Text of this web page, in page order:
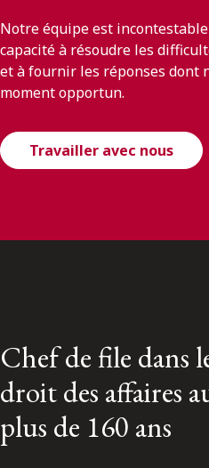
Notre équipe est
capacité à résoudre les
et à fournir les réponses dont
moment opportun.
Travailler avec nous
Chef de file dans
droit des affaires
plus de 160 ans